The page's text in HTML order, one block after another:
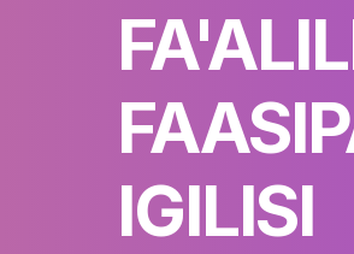
Leo i
IGILISI